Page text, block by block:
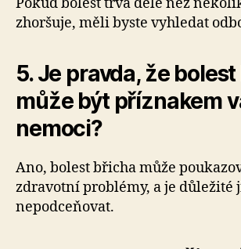
zhoršuje, měli byste vyhledat
5. Je pravda, že
může být příznakem
nemoci?
Ano, bolest břicha může
zdravotní problémy, a je důležité
nepodceňovat.